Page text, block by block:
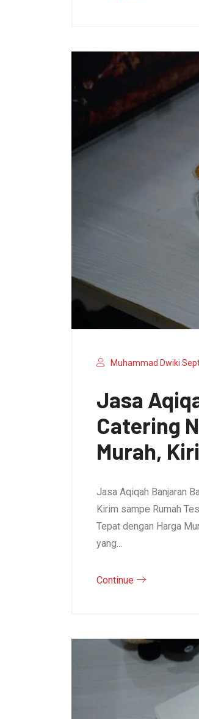
Muhammad Dwiki
Jasa
Catering
Murah,
Jasa Aqiqah Banjaran
Kirim sampe Rumah
Tepat dengan Harga
yang…
Continue